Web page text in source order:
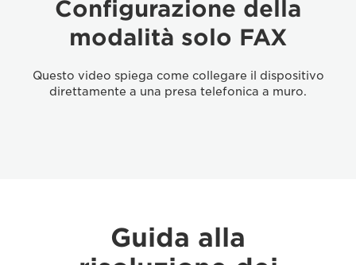
Configurazione della
modalità solo FAX
Questo video spiega come collegare il dispositivo
direttamente a una presa telefonica a muro.
Guida alla